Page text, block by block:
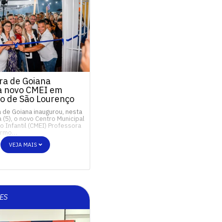
de Goiana
novo CMEI em
de São Lourenço
Goiana inaugurou, nesta
o novo Centro Municipal
Infantil (CMEI) Professora
VEJA MAIS